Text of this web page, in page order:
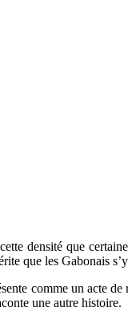
densité que
que les Gabonais
comme un acte de
une autre histoire.